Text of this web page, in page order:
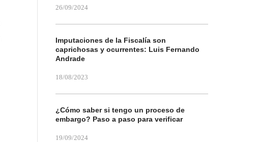
26/09/2024
Imputaciones de la Fiscalía son
caprichosas y ocurrentes: Luis Fernando
Andrade
18/08/2023
¿Cómo saber si tengo un proceso de
embargo? Paso a paso para verificar
19/09/2024